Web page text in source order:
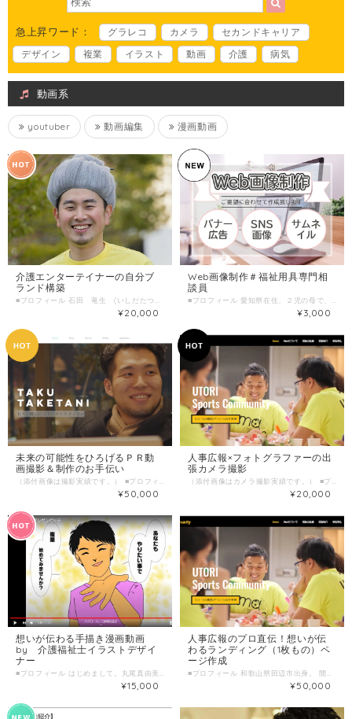
急上昇ワード： グラレコ カメラ
セカンドキャリア
デザイン
複業 イラスト 動画 介護 病気
動画系
youtuber 動画編集 漫画動画
介護エンターテイナーの自分ブ
ランド構築
■プロフィール 石田 竜生 (いしだたつき) 介護エンターテイナー 作業療法士 ケアマネジャー 芸人 リハビリの国家資格である作業療法士として介護施設(デイケア)で働きながら、大阪よしもとの養成所に通い、フリーのお笑い芸人・舞台俳優の活動を続けている。芸人・舞台俳優活動で培った技術を生かして、一般社団法人介護エンタ―テイメント協会を設立。 『人生のラストに「笑い」と「生きがい」を』をモットーに、『介護エンターテイナー』と名乗り活動している。 リハビリ体操に笑いの体操、エンタメ性いっぱいのアクティビティなどを取り入れ、介護現場を『笑い』でいっぱいにするために、日本全国でボランティアやセミナー、講演会講師活動中。 開催したボランティアは、のべ150ヶ所を超える。 『介護×笑い』に関する取り組みへの注目度は高く、日本経済新聞に特集記事掲載。NHKでは密着取材の様子が『おはよう日本』で放送される。セミナー研修講師・イベントゲストとして日本全国を飛び回る。チャンネル登録者15000人以上 総再生数250万回以上の YouTubeチャンネルは中高年や介護・医療職から絶大な支持を得ている。 ■わたしの複業 ①YouTubeチャンネル(登録者15000以上・総再生数250万回) ②介護エンターテイナー講演会・セミナー ③月間20万PVのブログ運営 ④作業療法士としてデイケアで勤務 ⑤芸人 ■時間内に提供できること ●あなたの魅力を複業にするためのブランドづくり講座 ●YouTuber養成講座 ●講演会・セミナーの作りかた講座 ●介護・福祉職の複業選びのコツ ■ こんな人におすすめ 介護・医療業界で働く人で「何かしたいけど何をすればわからない」と悩んでいる方 複業によって収入を増やしたい方 介護エンターテイナーのブランドづくりに興味のある方 ■ 当日の流れとスケジュール 当日の流れとスケジュール（120分） ①簡単にお互い自己紹介 ②相談内容ヒアリング ③個別の質問にお答えします ④時間が来たら終了 ■ 調整可能な曜日・時間帯 平日の 月曜～金曜の19時以降 上記で難しい場合は調整可能な日もございますので気軽にお問い合わせ下さい。 ＊ 当日のお申し込みはご遠慮ください。 7日前以上の余裕を持った日時で、ご希望日時を３つほどお知らせください。 （送信欄）＝＝＝＝＝＝＝＝＝＝＝＝ 第一希望：●月●日●曜日 ●時●分～●時●分 第二希望：●月●日●曜日 ●時●分～●時●分 第三希望：●月●日●曜日 ●時●分～●時●分 ＝＝＝＝＝＝＝＝＝＝＝＝＝＝＝＝＝ ・喫茶店などでお会いできればと思います。 ご都合のよい場所があればご指定いただいても構いません。 なければこちらで指定させていただきます。 （お茶代等は、ご自身の分のみご負担ください。） ■ よくある質問 Q. オンラインでのやり取りは可能ですか？ A. ご相談日時等のお問い合わせは可能です。LINE or Facebookメッセンジャーでご連絡ください。 Q. 延長した場合はどうなりますか？ A. 延長時間分を別途ご購入いただきます。 ■ 価格 2時間20000円です。
¥20,000
Web画像制作＃福祉用具専門相
談員
■プロフィール 愛知県在住、２児の母で、福祉用具専門相談員６年目になります。 現在育児休暇中で子育て、福祉用具、Webと奮闘中です！ WebやSNSが好きで、「裏側を知りたい！」から、Webデザインの仕事に興味を持ち、複業として活動中です。 ▷福祉用具 小さな福祉用具貸与事業所ですが、「褥瘡、拘縮、排泄」と課題を持って取り組んでおります。 〜取得資格〜 福祉用具専門相談員 おむつフィッター２級 リフトインストラクター下級 ▷Webデザイン Web制作やネット通販サイト（Shopify）構築、動画編集なども可能です。 〜取得資格〜 ITパスポート ■わたしの複業 ▷福祉用具専門相談員 ・福祉用具レンタル、販売 ▷Webデザイン ・Web制作 ・CMS導入（WordPress、Shopify） ・画像作成（バナー、SNS画像作成など） ・動画編集 ▷特技【柔道】 小学１年生から大学まで続け、参段取得 県大会優勝（高校生のとき） ■時間内に提供できること Web画像制作 ▷SNS画像（FacebookやTwitterのヘッダー、Instagramの投稿画像） ▷バナー広告 ▷YouTubeサムネイル ▷LINEリッチメニュー ▷Webで使いたい画像 *バナー1点3000円 ■ こんな人におすすめ ・Webの画像を作りたい ・TwitterやFacebookのヘッダー画像作ってほしい ・YouTubeのサムネイルを作ってほしい ・公式LINEのリッチメニュー作ってほしい ・バナー広告、Webサイトで使用する画像がほしい などなど、ご要望があれば承ります！ ■ 当日の流れとスケジュール 1 簡単にお互い自己紹介 2 内容ヒアリング 3 作成納期・スケジュールすり合わせ 4 画像納品 ■ 調整可能な曜日・時間帯 平日 AM９時～PM15時 （他の時間帯ご希望の場合調整しますのでお気軽にご相談ください） ＊ 当日のお申し込みはご遠慮ください。 ７日前以上の余裕を持った日時で、ご希望日時を３つほどお知らせください。 （送信欄）＝＝＝＝＝＝＝＝＝＝＝＝ 第一希望：●月●日●曜日 ●時●分～●時●分 第二希望：●月●日●曜日 ●時●分～●時●分 第三希望：●月●日●曜日 ●時●分～●時●分 ＝＝＝＝＝＝＝＝＝＝＝＝＝＝＝＝＝ ▷基本面談可能です ■オンライン対応について ZOOM Facebookメッセンジャー ChatWork Slack Gmail にて対応可能です。
¥3,000
未来の可能性をひろげるＰＲ動
画撮影＆制作のお手伝い
¥50,000
人事広報×フォトグラファーの出
張カメラ撮影
¥20,000
想いが伝わる手描き漫画動画
by 介護福祉士イラストデザイ
ナー
¥15,000
人事広報のプロ直伝！想いが伝
わるランディング（1枚もの）ペ
ージ作成
¥50,000